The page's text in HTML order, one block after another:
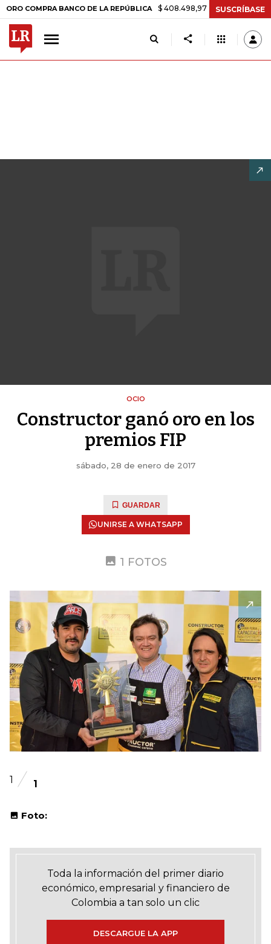
BANCO DE LA REPÚBLICA $ 408.498,97 +$ 8.753,81 +2,19%
SUSCRÍBASE
OCIO
Constructor ganó oro en los
premios FIP
sábado, 28 de enero de 2017
GUARDAR
UNIRSE A WHATSAPP
1 FOTOS
1 1
Foto:
Toda la información del primer diario
económico, empresarial y financiero de
Colombia a tan solo un clic
DESCARGUE LA APP